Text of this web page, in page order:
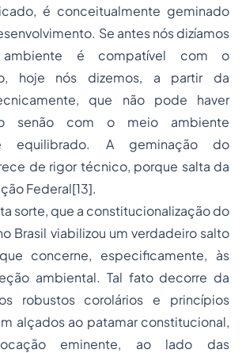
é conceitualmente geminado
Se antes nós dizíamos
é compatível com o
hoje nós dizemos, a partir da
que não pode haver
senão com o meio ambiente
equilibrado. A geminação do
de rigor técnico, porque salta da
Federal[13].
sorte, que a constitucionalização do
Brasil viabilizou um verdadeiro salto
concerne, especificamente, às
ambiental. Tal fato decorre da
robustos corolários e princípios
alçados ao patamar constitucional,
eminente, ao lado das